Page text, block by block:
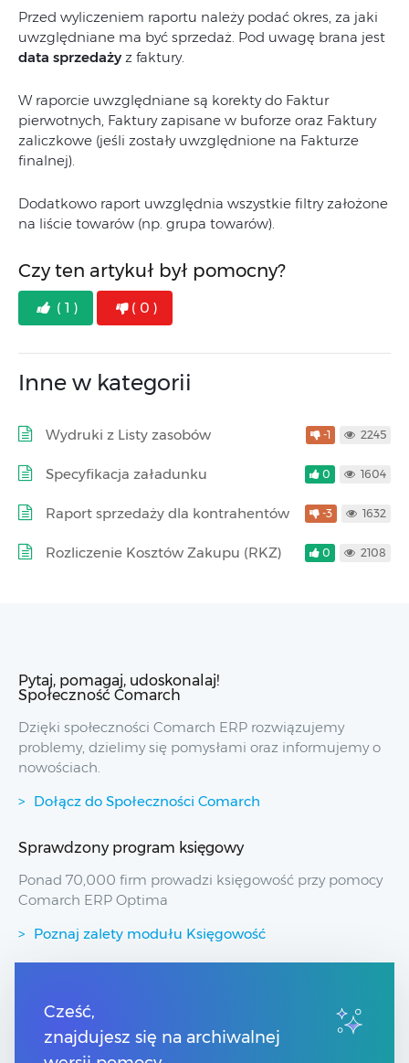
Przed wyliczeniem raportu należy podać okres, za jaki
uwzględniane ma być sprzedaż. Pod uwagę brana jest
data sprzedaży z faktury.
W raporcie uwzględniane są korekty do Faktur
pierwotnych, Faktury zapisane w buforze oraz Faktury
zaliczkowe (jeśli zostały uwzględnione na Fakturze
finalnej).
Dodatkowo raport uwzględnia wszystkie filtry założone
na liście towarów (np. grupa towarów).
Czy ten artykuł był pomocny?
( 1 ) ( 0 )
Inne w kategorii
Wydruki z Listy zasobów -1 2245
Specyfikacja załadunku 0 1604
Raport sprzedaży dla kontrahentów -3 1632
Rozliczenie Kosztów Zakupu (RKZ) 0 2108
Pytaj, pomagaj, udoskonalaj!
Społeczność Comarch
Dzięki społeczności Comarch ERP rozwiązujemy
problemy, dzielimy się pomysłami oraz informujemy o
nowościach.
Dołącz do Społeczności Comarch
Sprawdzony program księgowy
Ponad 70,000 firm prowadzi księgowość przy pomocy
Comarch ERP Optima
Poznaj zalety modułu Księgowość
Przydatne linki
Spis treści
Pomoc Comarch Betterfly
Cześć,
znajdujesz się na archiwalnej